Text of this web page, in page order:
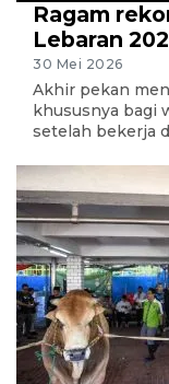
Ragam
Lebaran
30 Mei 2026
Akhir pekan
khususnya bagi
setelah bekerja